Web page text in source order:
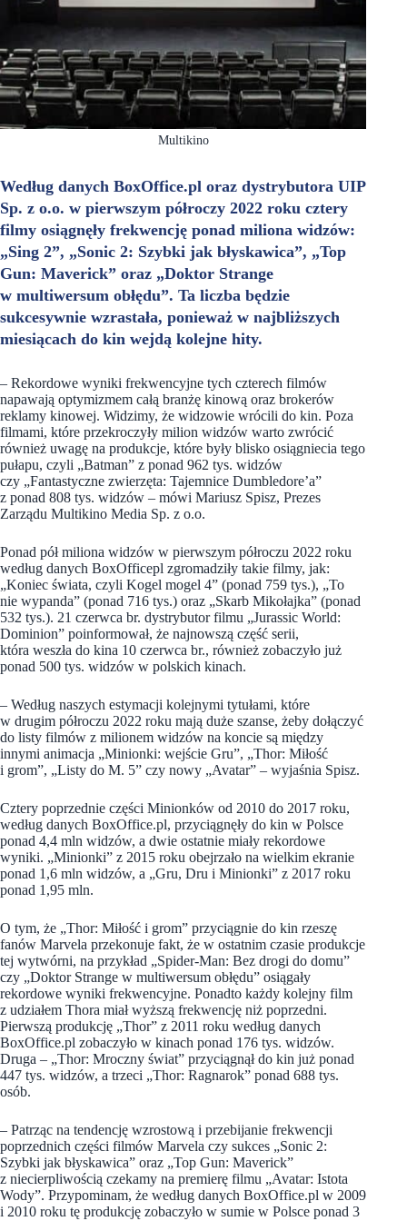
Multikino
Według danych BoxOffice.pl oraz dystrybutora UIP
Sp. z o.o. w pierwszym półroczy 2022 roku cztery
filmy osiągnęły frekwencję ponad miliona widzów:
„Sing 2”, „Sonic 2: Szybki jak błyskawica”, „Top
Gun: Maverick” oraz „Doktor Strange
w multiwersum obłędu”. Ta liczba będzie
sukcesywnie wzrastała, ponieważ w najbliższych
miesiącach do kin wejdą kolejne hity.
– Rekordowe wyniki frekwencyjne tych czterech filmów
napawają optymizmem całą branżę kinową oraz brokerów
reklamy kinowej. Widzimy, że widzowie wrócili do kin. Poza
filmami, które przekroczyły milion widzów warto zwrócić
również uwagę na produkcje, które były blisko osiągniecia tego
pułapu, czyli „Batman” z ponad 962 tys. widzów
czy „Fantastyczne zwierzęta: Tajemnice Dumbledore’a”
z ponad 808 tys. widzów – mówi Mariusz Spisz, Prezes
Zarządu Multikino Media Sp. z o.o.
Ponad pół miliona widzów w pierwszym półroczu 2022 roku
według danych BoxOfficepl zgromadziły takie filmy, jak:
„Koniec świata, czyli Kogel mogel 4” (ponad 759 tys.), „To
nie wypanda” (ponad 716 tys.) oraz „Skarb Mikołajka” (ponad
532 tys.). 21 czerwca br. dystrybutor filmu „Jurassic World:
Dominion” poinformował, że najnowszą część serii,
która weszła do kina 10 czerwca br., również zobaczyło już
ponad 500 tys. widzów w polskich kinach.
– Według naszych estymacji kolejnymi tytułami, które
w drugim półroczu 2022 roku mają duże szanse, żeby dołączyć
do listy filmów z milionem widzów na koncie są między
innymi animacja „Minionki: wejście Gru”, „Thor: Miłość
i grom”, „Listy do M. 5” czy nowy „Avatar” – wyjaśnia Spisz.
Cztery poprzednie części Minionków od 2010 do 2017 roku,
według danych BoxOffice.pl, przyciągnęły do kin w Polsce
ponad 4,4 mln widzów, a dwie ostatnie miały rekordowe
wyniki. „Minionki” z 2015 roku obejrzało na wielkim ekranie
ponad 1,6 mln widzów, a „Gru, Dru i Minionki” z 2017 roku
ponad 1,95 mln.
O tym, że „Thor: Miłość i grom” przyciągnie do kin rzeszę
fanów Marvela przekonuje fakt, że w ostatnim czasie produkcje
tej wytwórni, na przykład „Spider-Man: Bez drogi do domu”
czy „Doktor Strange w multiwersum obłędu” osiągały
rekordowe wyniki frekwencyjne. Ponadto każdy kolejny film
z udziałem Thora miał wyższą frekwencję niż poprzedni.
Pierwszą produkcję „Thor” z 2011 roku według danych
BoxOffice.pl zobaczyło w kinach ponad 176 tys. widzów.
Druga – „Thor: Mroczny świat” przyciągnął do kin już ponad
447 tys. widzów, a trzeci „Thor: Ragnarok” ponad 688 tys.
osób.
– Patrząc na tendencję wzrostową i przebijanie frekwencji
poprzednich części filmów Marvela czy sukces „Sonic 2:
Szybki jak błyskawica” oraz „Top Gun: Maverick”
z niecierpliwością czekamy na premierę filmu „Avatar: Istota
Wody”. Przypominam, że według danych BoxOffice.pl w 2009
i 2010 roku tę produkcję zobaczyło w sumie w Polsce ponad 3